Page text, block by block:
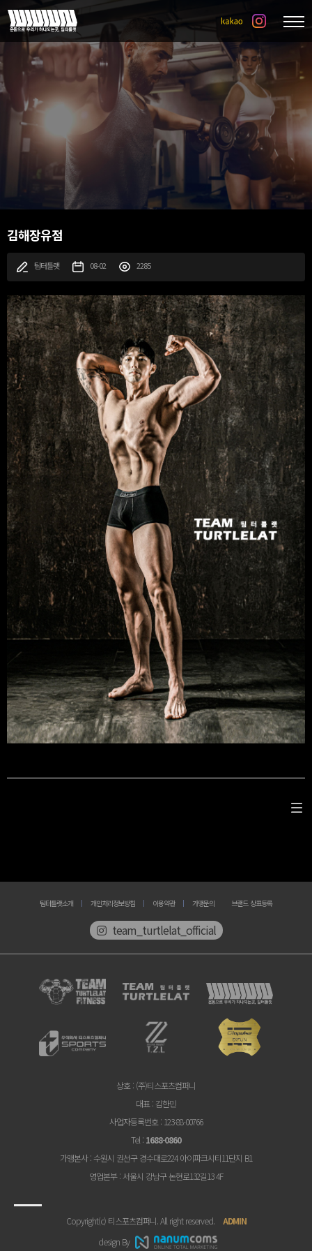
김해장유점
팀터틀랫 08-02 2285
팀터틀랫소개 개인처리정보방침 이용약관 가맹문의 브랜드 상표등록
team_turtlelat_official
상호 : (주)티스포츠컴퍼니
대표 : 김한민
사업자등록번호 : 123-88-00766
Tel : 1688-0860
가맹본사: 수원시 권선구 경수대로224 아이파크시티11단지 B1
영업본부: 서울시 강남구 논현로132길13 4F
Copyright(c) 티스포츠컴퍼니. All right reserved. ADMIN
design By